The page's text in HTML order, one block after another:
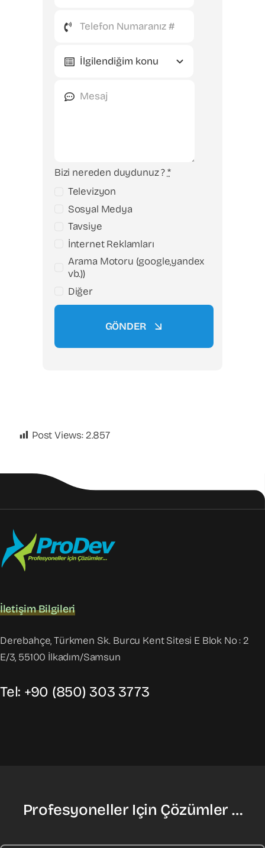
Bizi nereden duydunuz ?*
Televizyon
Sosyal Medya
Tavsiye
İnternet Reklamları
Arama Motoru (google,yandex
vb.))
Diğer
GÖNDER
Post Views:2.857
İletişim Bilgileri
Derebahçe, Türkmen Sk. Burcu Kent Sitesi E Blok No : 2
E/3, 55100 İlkadım/Samsun
Tel: +90 (850) 303 3773
Profesyoneller Için Çözümler …